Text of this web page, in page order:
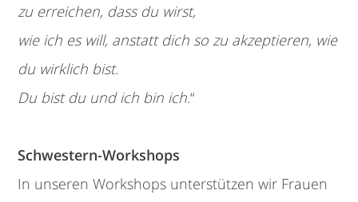
zu erreichen, dass du wirst,
wie ich es will, anstatt dich so zu akzeptieren, wie
du wirklich bist.
Du bist du und ich bin ich.“
Schwestern-Workshops
In unseren Workshops unterstützen wir Frauen